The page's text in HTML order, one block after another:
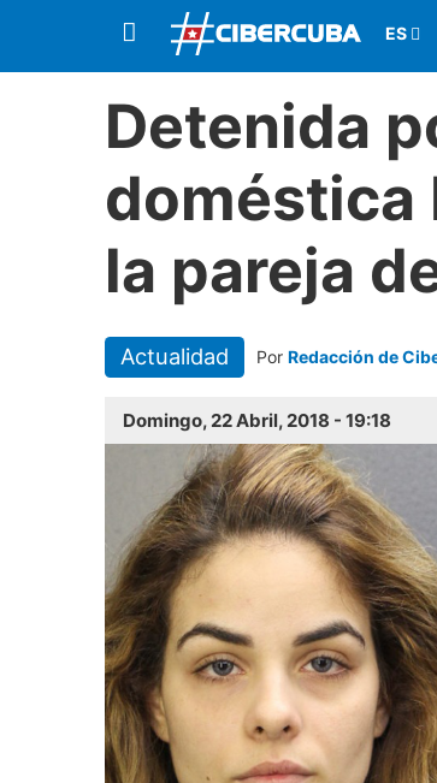
Detenida
doméstica
la pareja
Actualidad Por Redacción de
Domingo, 22 Abril, 2018 - 19:18